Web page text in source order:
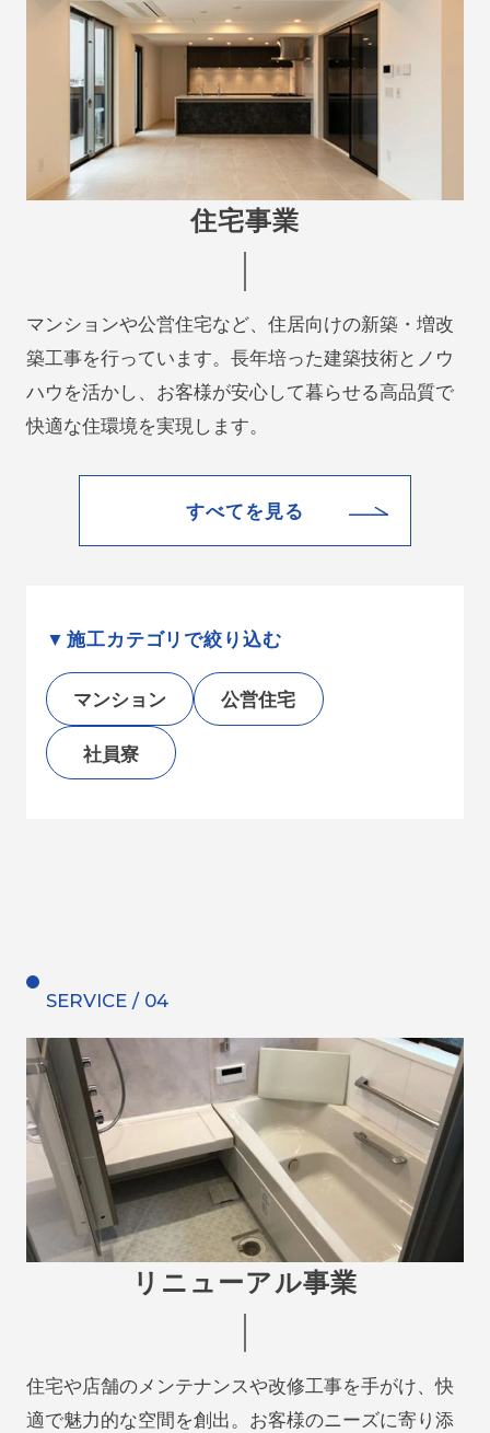
住宅事業
マンションや公営住宅など、住居向けの新築・増改
築工事を行っています。長年培った建築技術とノウ
ハウを活かし、お客様が安心して暮らせる高品質で
快適な住環境を実現します。
すべてを見る
施工カテゴリで絞り込む
マンション 公営住宅
社員寮
SERVICE / 04
リニューアル事業
住宅や店舗のメンテナンスや改修工事を手がけ、快
適で魅力的な空間を創出。お客様のニーズに寄り添